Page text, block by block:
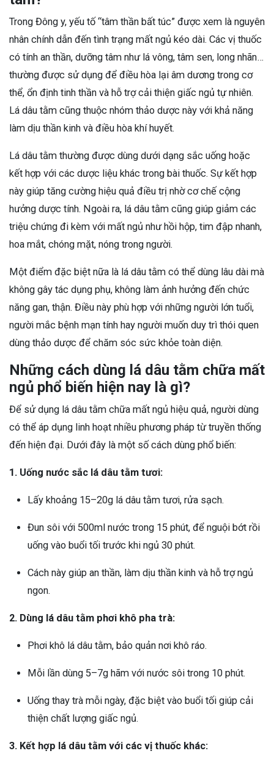
Trong Đông y, yếu tố “tâm thần bất túc” được xem là nguyên
nhân chính dẫn đến tình trạng mất ngủ kéo dài. Các vị thuốc
có tính an thần, dưỡng tâm như lá vông, tâm sen, long nhãn…
thường được sử dụng để điều hòa lại âm dương trong cơ
thể, ổn định tinh thần và hỗ trợ cải thiện giấc ngủ tự nhiên.
Lá dâu tằm cũng thuộc nhóm thảo dược này với khả năng
làm dịu thần kinh và điều hòa khí huyết.
Lá dâu tằm thường được dùng dưới dạng sắc uống hoặc
kết hợp với các dược liệu khác trong bài thuốc. Sự kết hợp
này giúp tăng cường hiệu quả điều trị nhờ cơ chế cộng
hưởng dược tính. Ngoài ra, lá dâu tằm cũng giúp giảm các
triệu chứng đi kèm với mất ngủ như hồi hộp, tim đập nhanh,
hoa mắt, chóng mặt, nóng trong người.
Một điểm đặc biệt nữa là lá dâu tằm có thể dùng lâu dài mà
không gây tác dụng phụ, không làm ảnh hưởng đến chức
năng gan, thận. Điều này phù hợp với những người lớn tuổi,
người mắc bệnh mạn tính hay người muốn duy trì thói quen
dùng thảo dược để chăm sóc sức khỏe toàn diện.
Những cách dùng lá dâu tằm chữa mất
ngủ phổ biến hiện nay là gì?
Để sử dụng lá dâu tằm chữa mất ngủ hiệu quả, người dùng
có thể áp dụng linh hoạt nhiều phương pháp từ truyền thống
đến hiện đại. Dưới đây là một số cách dùng phổ biến:
1. Uống nước sắc lá dâu tằm tươi:
Lấy khoảng 15–20g lá dâu tằm tươi, rửa sạch.
Đun sôi với 500ml nước trong 15 phút, để nguội bớt rồi
uống vào buổi tối trước khi ngủ 30 phút.
Cách này giúp an thần, làm dịu thần kinh và hỗ trợ ngủ
ngon.
2. Dùng lá dâu tằm phơi khô pha trà:
Phơi khô lá dâu tằm, bảo quản nơi khô ráo.
Mỗi lần dùng 5–7g hãm với nước sôi trong 10 phút.
Uống thay trà mỗi ngày, đặc biệt vào buổi tối giúp cải
thiện chất lượng giấc ngủ.
3. Kết hợp lá dâu tằm với các vị thuốc khác: